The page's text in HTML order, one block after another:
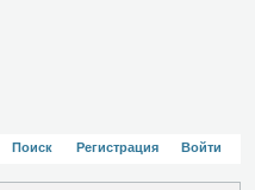
Поиск Регистрация Войти